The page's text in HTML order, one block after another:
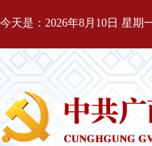
今天是：2026年8月10日 星期